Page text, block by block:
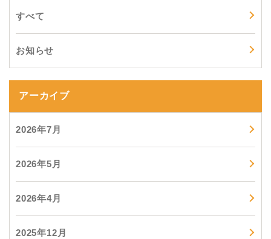
すべて
お知らせ
アーカイブ
2026年7月
2026年5月
2026年4月
2025年12月